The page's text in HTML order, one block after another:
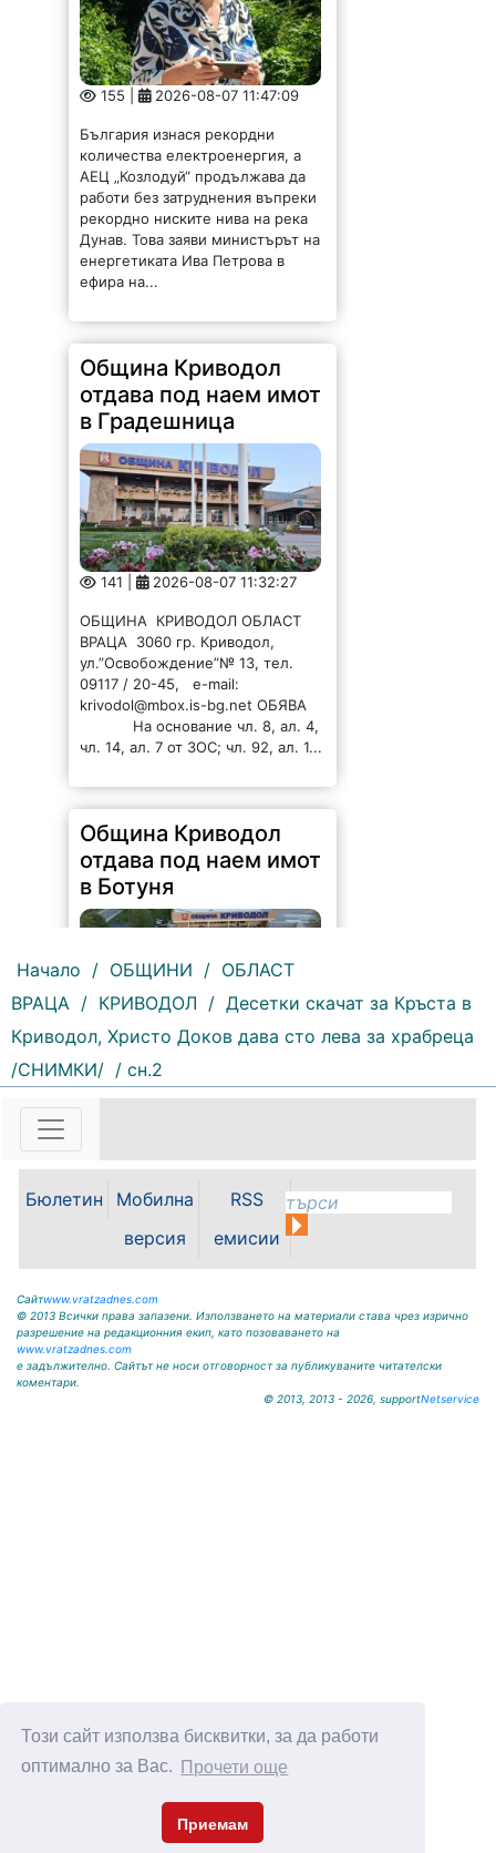
Този сайт използва бисквитки, за да работи
оптимално за Вас.
Прочети още
Приемам
155 | 2026-08-07 11:47:09
България изнася рекордни
количества електроенергия, а
АЕЦ „Козлодуй“ продължава да
работи без затруднения въпреки
рекордно ниските нива на река
Дунав. Това заяви министърът на
енергетиката Ива Петрова в
ефира на...
Община Криводол
отдава под наем имот
в Градешница
141 | 2026-08-07 11:32:27
ОБЩИНА КРИВОДОЛ ОБЛАСТ
ВРАЦА 3060 гр. Криводол,
ул.”Освобождение”№ 13, тел.
09117 / 20-45, e-mail:
krivodol@mbox.is-bg.net ОБЯВА
На основание чл. 8, ал. 4,
чл. 14, ал. 7 от ЗОС; чл. 92, ал. 1...
Община Криводол
отдава под наем имот
в Ботуня
ВРАЦА 3060 гр. Криводол, ул.
09117/20-45, e-mail:
На основание чл. 8, ал. 4,
чл. 14, ал. 7 от ЗОС; чл. 92, ал. 1...
Начало / ОБЩИНИ / ОБЛАСТ
ВРАЦА / КРИВОДОЛ / Десетки скачат за Кръста в
Криводол, Христо Доков дава сто лева за храбреца
/СНИМКИ/ / сн.2
Бюлетин
Мобилна
версия
RSS
емисии
Сайтwww.vratzadnes.com
© 2013 Всички права запазени. Използването на материали става чрез изрично
разрешение на редакционния екип, като позоваването на
www.vratzadnes.com
е задължително. Сайтът не носи отговорност за публикуваните читателски
коментари.
© 2013, 2013 - 2026, supportNetservice